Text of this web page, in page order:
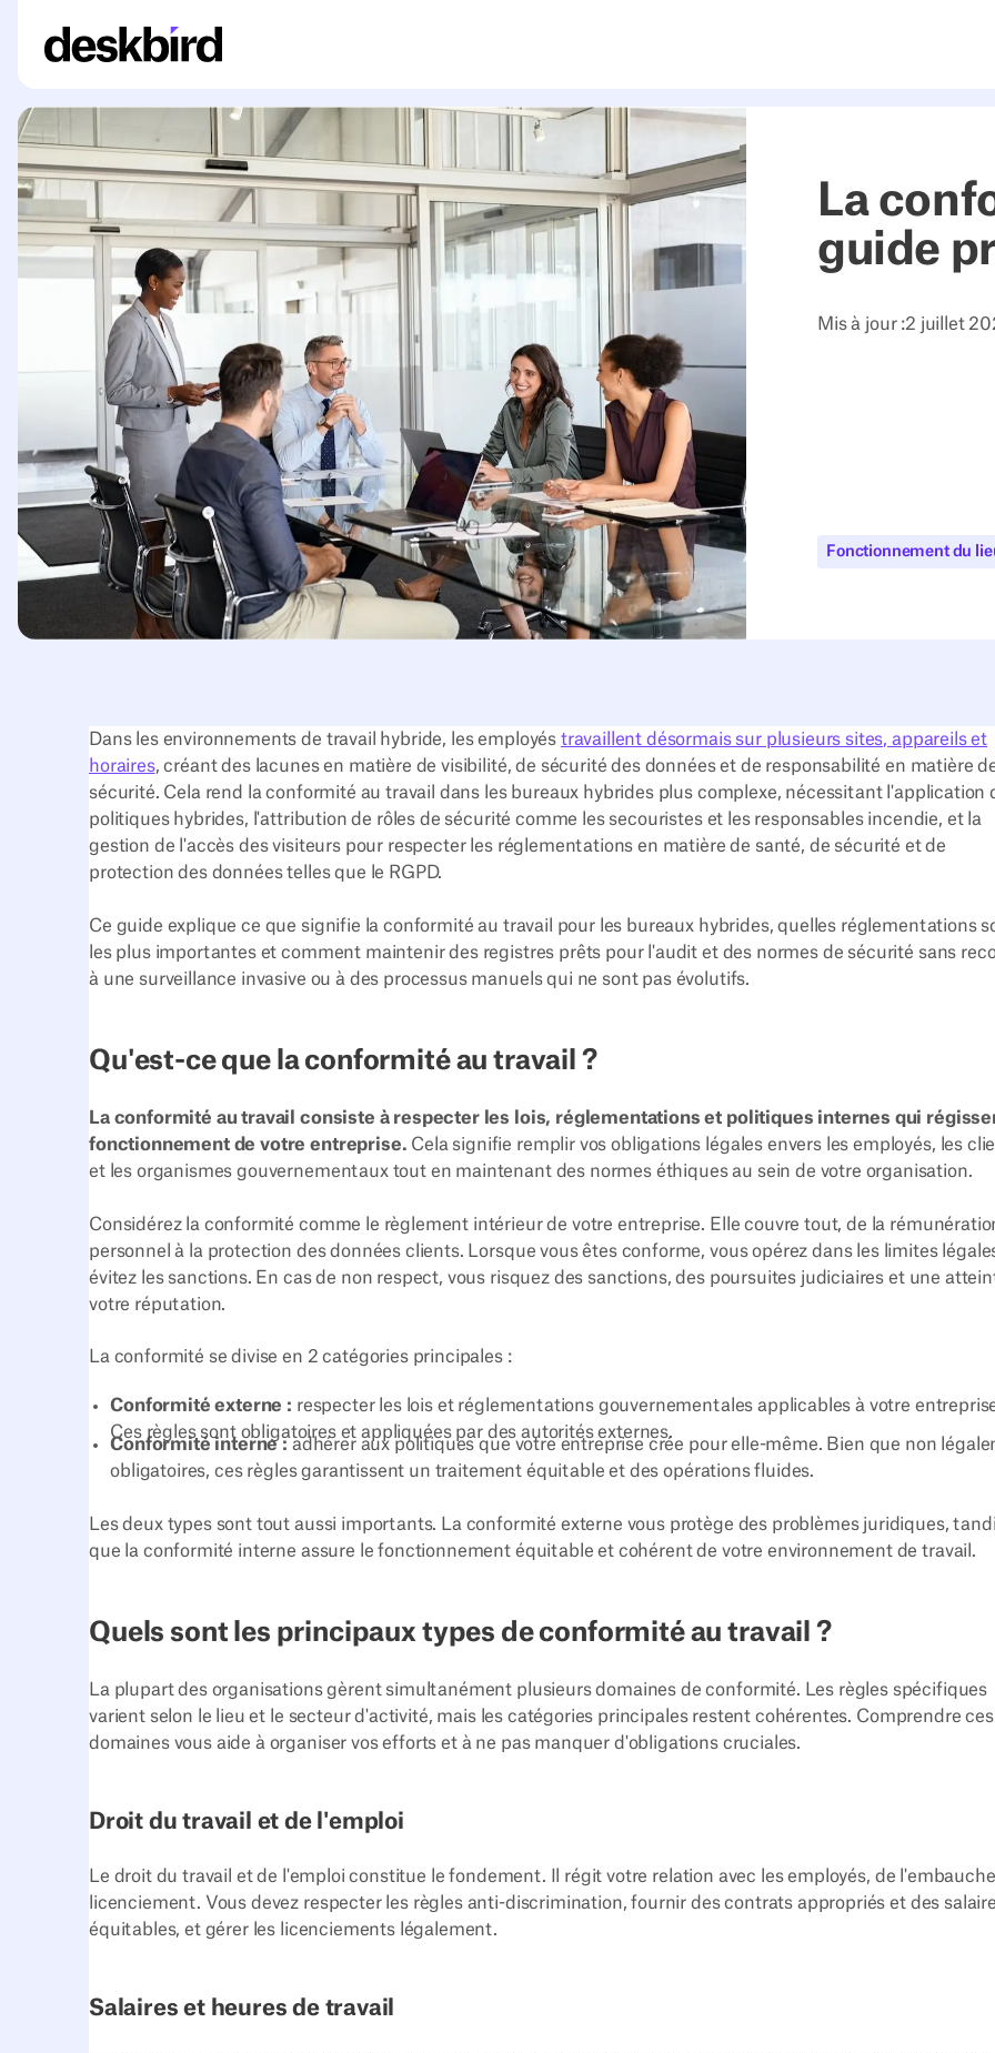
La
guide
Mis à jour :2 juillet
Fonctionnement du
Dans les environnements de travail hybride, les employés travaillent désormais sur plusieurs sites, appareils et
horaires, créant des lacunes en matière de visibilité, de sécurité des données et de responsabilité en matière
sécurité. Cela rend la conformité au travail dans les bureaux hybrides plus complexe, nécessitant l'application
politiques hybrides, l'attribution de rôles de sécurité comme les secouristes et les responsables incendie, et la
gestion de l'accès des visiteurs pour respecter les réglementations en matière de santé, de sécurité et de
protection des données telles que le RGPD.
Ce guide explique ce que signifie la conformité au travail pour les bureaux hybrides, quelles réglementations
les plus importantes et comment maintenir des registres prêts pour l'audit et des normes de sécurité sans
à une surveillance invasive ou à des processus manuels qui ne sont pas évolutifs.
Qu'est-ce que la conformité au travail ?
La conformité au travail consiste à respecter les lois, réglementations et politiques internes qui
fonctionnement de votre entreprise. Cela signifie remplir vos obligations légales envers les employés, les
et les organismes gouvernementaux tout en maintenant des normes éthiques au sein de votre organisation.
Considérez la conformité comme le règlement intérieur de votre entreprise. Elle couvre tout, de la
personnel à la protection des données clients. Lorsque vous êtes conforme, vous opérez dans les limites
évitez les sanctions. En cas de non respect, vous risquez des sanctions, des poursuites judiciaires et une
votre réputation.
La conformité se divise en 2 catégories principales :
Conformité externe : respecter les lois et réglementations gouvernementales applicables à votre
Ces règles sont obligatoires et appliquées par des autorités externes.
Conformité interne : adhérer aux politiques que votre entreprise crée pour elle-même. Bien que non
obligatoires, ces règles garantissent un traitement équitable et des opérations fluides.
Les deux types sont tout aussi importants. La conformité externe vous protège des problèmes juridiques,
que la conformité interne assure le fonctionnement équitable et cohérent de votre environnement de travail.
Quels sont les principaux types de conformité au travail ?
La plupart des organisations gèrent simultanément plusieurs domaines de conformité. Les règles spécifiques
varient selon le lieu et le secteur d'activité, mais les catégories principales restent cohérentes. Comprendre ces
domaines vous aide à organiser vos efforts et à ne pas manquer d'obligations cruciales.
Droit du travail et de l'emploi
Le droit du travail et de l'emploi constitue le fondement. Il régit votre relation avec les employés, de
licenciement. Vous devez respecter les règles anti-discrimination, fournir des contrats appropriés et des
équitables, et gérer les licenciements légalement.
Salaires et heures de travail